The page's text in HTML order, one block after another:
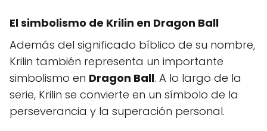
El simbolismo de Krilin en Dragon Ball
Además del significado bíblico de su nombre,
Krilin también representa un importante
simbolismo en Dragon Ball. A lo largo de la
serie, Krilin se convierte en un símbolo de la
perseverancia y la superación personal.